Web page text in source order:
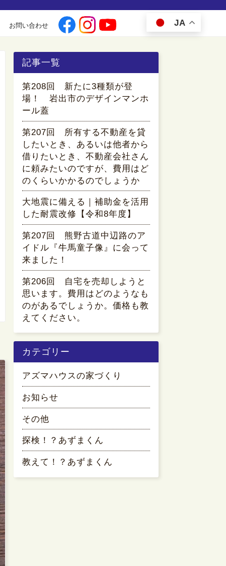
お問い合わせ JA
記事一覧
第208回 新たに3種類が登
場！ 岩出市のデザインマンホ
ール蓋
第207回 所有する不動産を貸
したいとき、あるいは他者から
借りたいとき、不動産会社さん
に頼みたいのですが、費用はど
のくらいかかるのでしょうか
大地震に備える｜補助金を活用
した耐震改修【令和8年度】
第207回 熊野古道中辺路のア
イドル『牛馬童子像』に会って
来ました！
第206回 自宅を売却しようと
思います。費用はどのようなも
のがあるでしょうか。価格も教
えてください。
カテゴリー
アズマハウスの家づくり
お知らせ
その他
探検！？あずまくん
教えて！？あずまくん